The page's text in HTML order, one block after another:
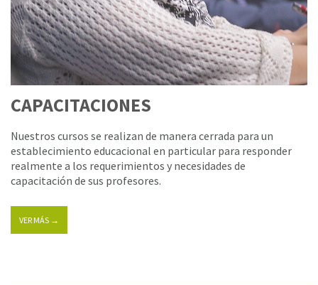
CAPACITACIONES
Nuestros cursos se realizan de manera cerrada para un
establecimiento educacional en particular para responder
realmente a los requerimientos y necesidades de
capacitación de sus profesores.
VER MÁS →